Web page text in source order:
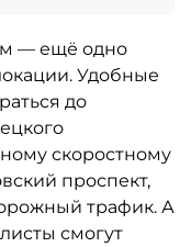
— ещё одно
Удобные
до
скоростному
проспект,
трафик. А
смогут